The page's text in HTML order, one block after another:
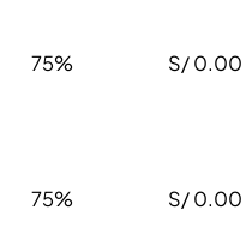
75% S/ 0.00
75% S/ 0.00